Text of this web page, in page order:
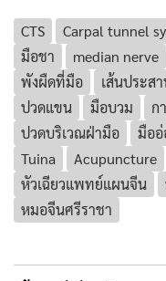
CTS Carpal tunnel
มือชา
median nerve
พังผืดที่มือ
เส้นประส
ปวดแขน
มือบวม ก
ปวดบริเวณฝ่ามือ
มืออ่
Tuina
Acupuncture
หัวเฉียวแพทย์แผนจีน
หมอจีนศรีราชา